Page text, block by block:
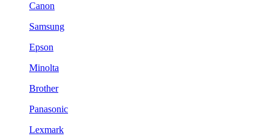
Canon
Samsung
Epson
Minolta
Brother
Panasonic
Lexmark